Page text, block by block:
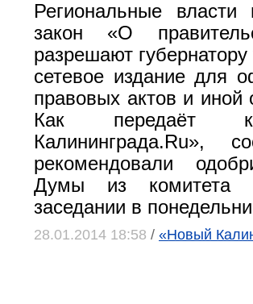
Региональные
закон «О
разрешают
сетевое издание для
правовых актов и
Как передаёт
Калининграда.Ru»,
рекомендовали
Думы из комитета
заседании в
28.01.2014 18:58 / «Новый